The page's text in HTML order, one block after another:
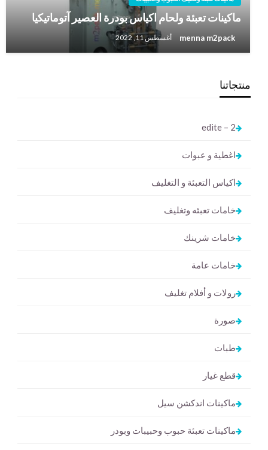
ماكينات تعبئة ولحام اكياس بودرة العصير آتوماتيكيا
menna m2pack أغسطس 11, 2022
منتجاتنا
2 – edite
اغطية و عبوات
اكياس التعبئة و التغليف
خامات تعبئه وتغليف
خامات شرينك
خامات عامة
رولات و أفلام تغليف
صورة
طبات
قطع غيار
ماكينات اندكشن سيل
ماكينات تعبئة حبوب وحبيبات وبودر